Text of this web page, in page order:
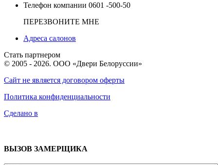
Телефон компании 0601 -500-50
ПЕРЕЗВОНИТЕ МНЕ
Адреса салонов
Стать партнером
© 2005 - 2026. ООО «Двери Белоруссии»
Сайт не является договором оферты
Политика конфиденциальности
Сделано в
ВЫЗОВ ЗАМЕРЩИКА